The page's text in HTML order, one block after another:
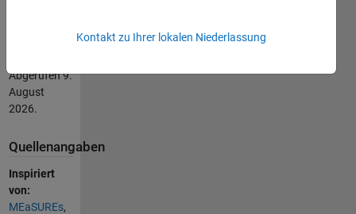
Abgerufen9.
August
2026.
Quellenangaben
Inspiriert
von:
MEaSUREs,
Kontakt zu Ihrer lokalen Niederlassung